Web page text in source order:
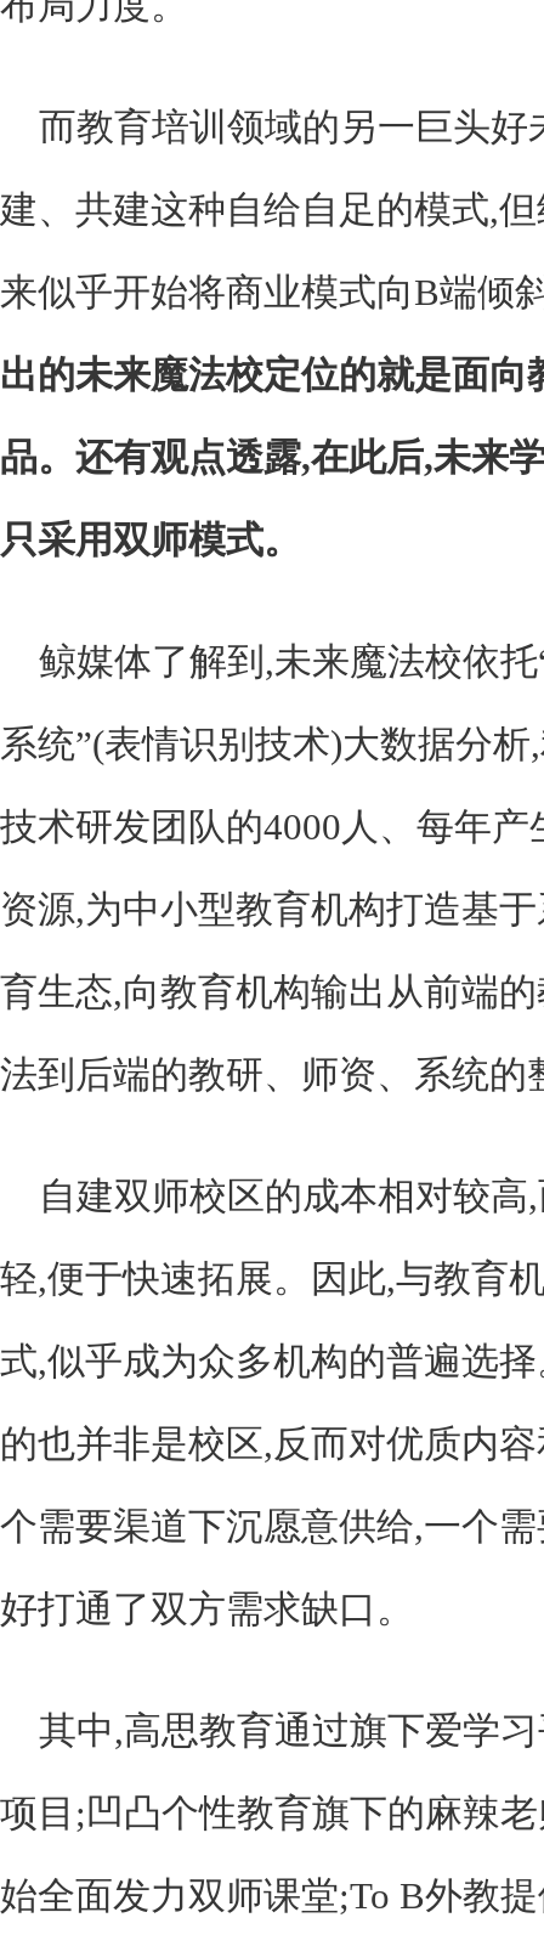
而教育培训领域的另一巨头好
建、共建这种自给自足的模式,
来似乎开始将商业模式向B端倾
出的未来魔法校定位的就是面向
品。还有观点透露,在此后,未来
只采用双师模式。
鲸媒体了解到,未来魔法校依
系统”(表情识别技术)大数据分
技术研发团队的4000人、每年
资源,为中小型教育机构打造基
育生态,向教育机构输出从前端
法到后端的教研、师资、系统的
自建双师校区的成本相对较
轻,便于快速拓展。因此,与教育
式,似乎成为众多机构的普遍选
的也并非是校区,反而对优质内
个需要渠道下沉愿意供给,一个
好打通了双方需求缺口。
其中,高思教育通过旗下爱学
项目;凹凸个性教育旗下的麻辣
始全面发力双师课堂;To B外教